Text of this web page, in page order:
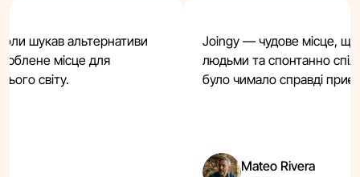
шукав альтернативи
місце для
світу.
Joingy — чудове місце,
людьми та спонтанно
було чимало справді
Mateo Rivera